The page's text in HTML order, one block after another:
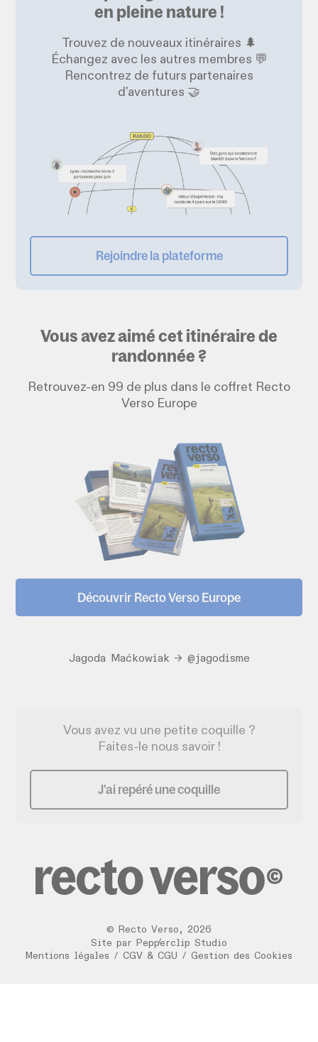
en pleine nature !
Trouvez de nouveaux itinéraires 🌲
Échangez avec les autres membres 💬
Rencontrez de futurs partenaires
d'aventures 🤝
Rejoindre la plateforme
Vous avez aimé cet itinéraire de
randonnée ?
Retrouvez-en 99 de plus dans le coffret Recto
Verso Europe
Découvrir Recto Verso Europe
Jagoda Maćkowiak → @jagodisme
Vous avez vu une petite coquille ?
Faites-le nous savoir !
J'ai repéré une coquille
© Recto Verso , 2026
/
Site par
Pepperclip Studio
Mentions légales / CGV & CGU / Gestion des Cookies